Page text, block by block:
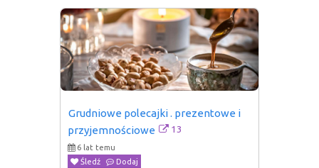
Grudniowe polecajki . prezentowe i
przyjemnościowe
13
6 lat temu
Śledź
Dodaj